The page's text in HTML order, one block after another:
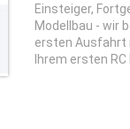
Einsteiger,
Modellbau - wir
ersten Ausfahrt
Ihrem ersten